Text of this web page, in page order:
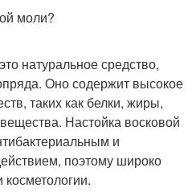
моли?
натуральное средство,
Оно содержит высокое
таких как белки, жиры,
Настойка восковой
и
поэтому широко